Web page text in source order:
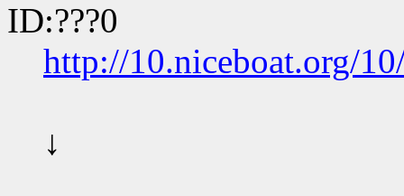
ID:???0
http://10.niceboat.org/
↓